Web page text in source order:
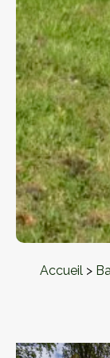
Accueil >